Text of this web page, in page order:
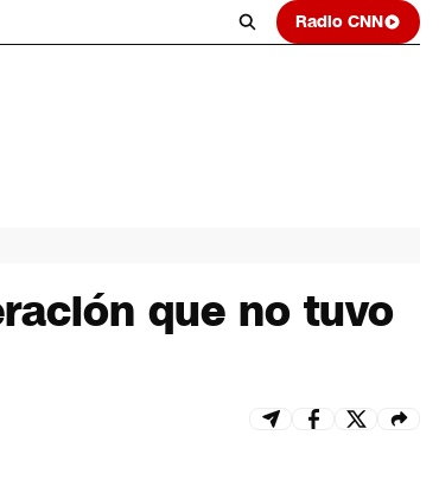
Radio CNN
que no tuvo